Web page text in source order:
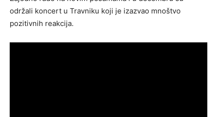
održali koncert u Travniku koji je izazvao mnoštvo
pozitivnih reakcija.